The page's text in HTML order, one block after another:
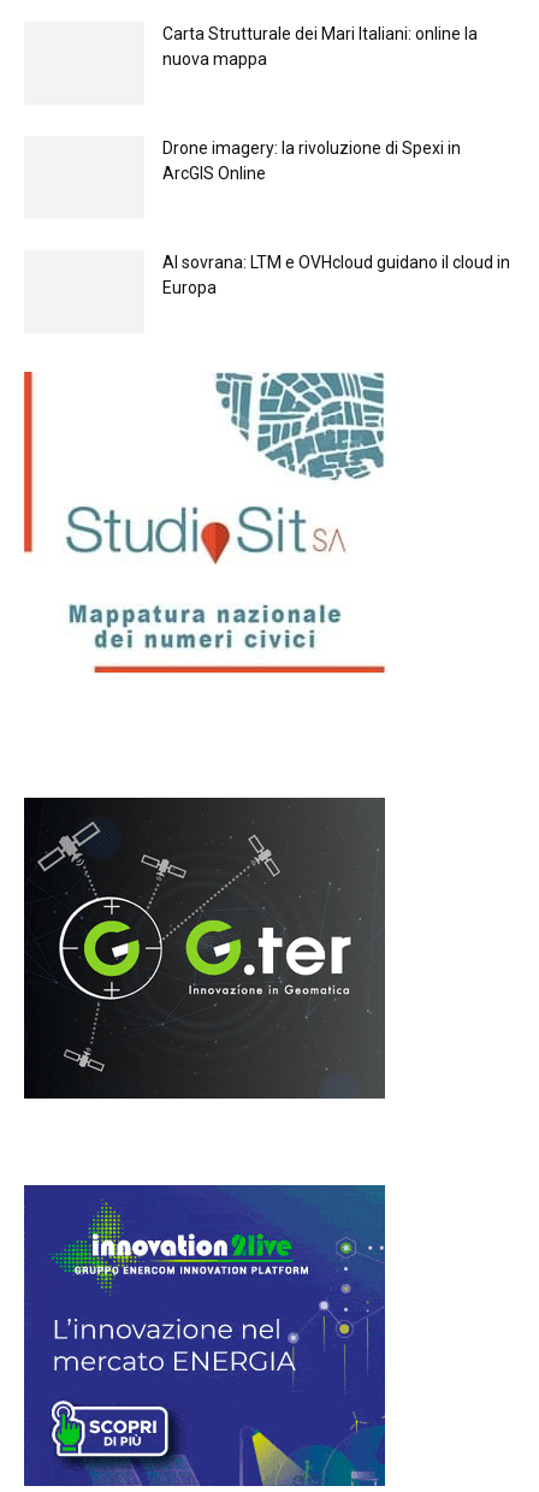
Carta Strutturale dei Mari Italiani: online la
nuova mappa
Drone imagery: la rivoluzione di Spexi in
ArcGIS Online
Al sovrana: LTM е OVHcloud guidano il cloud in
Europа